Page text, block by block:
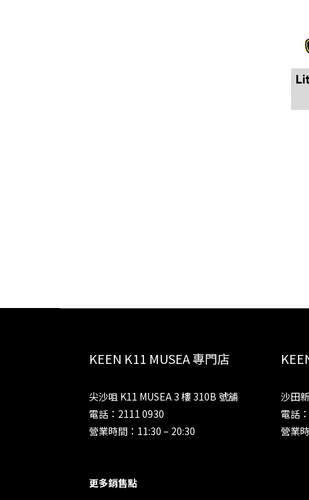
KEEN K11 MUSEA 專門店
尖沙咀 K11 MUSEA 3 樓 310B 號舖
電話：2111 0930
營業時間：11:30 – 20:30
更多銷售點
沙田
電話
營業